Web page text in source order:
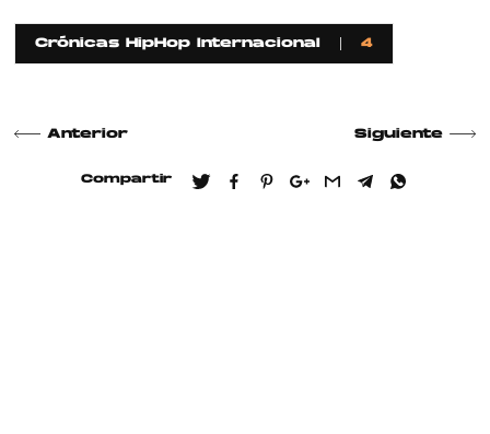
Crónicas HipHop Internacional 4
Anterior Siguiente
Compartir